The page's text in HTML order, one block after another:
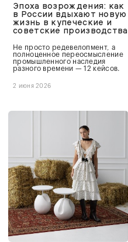
Эпоха возрождения: как
в России вдыхают новую
жизнь в купеческие и
советские производства
Не просто редевелопмент, а
полноценное переосмысление
промышленного наследия
разного времени — 12 кейсов.
2 июня 2026